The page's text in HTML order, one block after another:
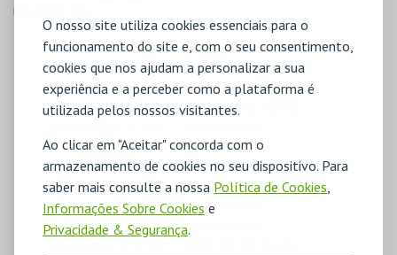
O nosso site utiliza cookies essenciais para o
funcionamento do site e, com o seu consentimento,
cookies que nos ajudam a personalizar a sua
experiência e a perceber como a plataforma é
utilizada pelos nossos visitantes.
Ao clicar em "Aceitar" concorda com o
armazenamento de cookies no seu dispositivo. Para
saber mais consulte a nossa Política de Cookies,
Informações Sobre Cookies e
Privacidade & Segurança.
reconhecível.
16/05/2026, 10:30 — Sessão aberta: Encontro no
Museu (Inscrições para visitar.maat@edp.pt
18/05/2026, 15:30 — Sessão online
30/05/2026, 10:30 — Encontro no museu
15/06/2026, 15:30 — Sessão online
27/06/2026, 10:30 — Encontro no museu
29/06/2026, 15:30 — Sessão online
07/09/2026, 15:30 — Sessão online
21/09/2026, 15:30 — Sessão online